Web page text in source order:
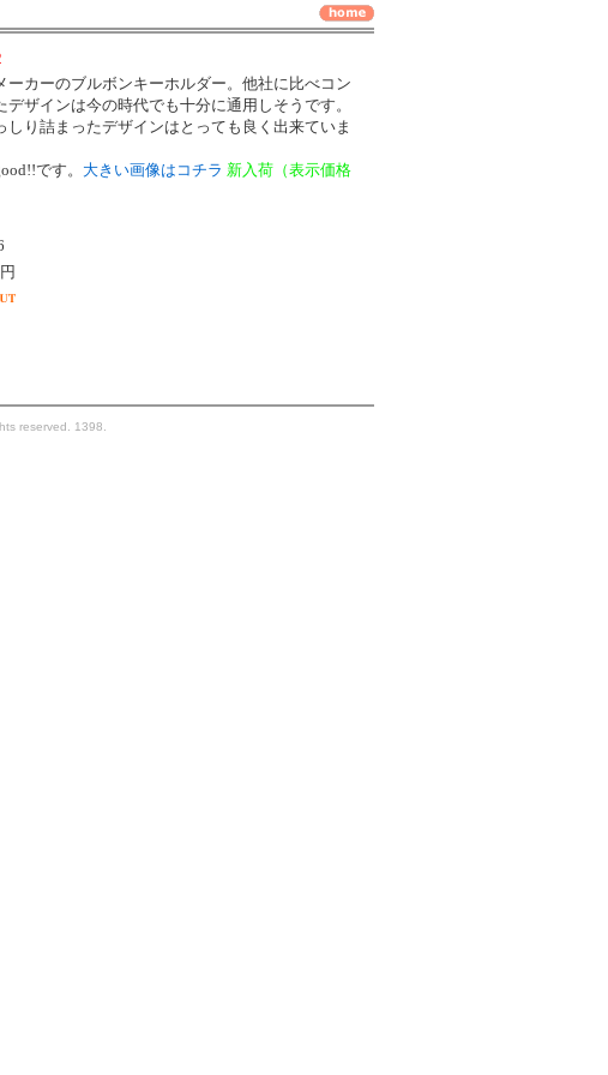
ーカーのブルボンキーホルダー。他社に比べコン
ザインは今の時代でも十分に通用しそうです。
しり詰まったデザインはとっても良く出来ていま
です。 大きい画像はコチラ 新入荷（表示価格
reserved. 1398.